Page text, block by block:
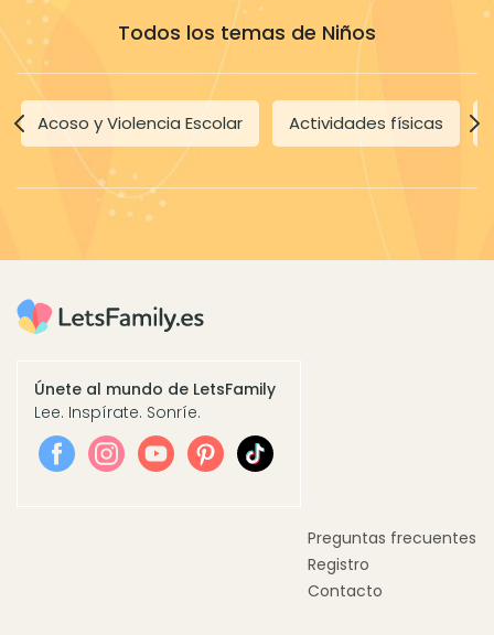
Todos los temas de Niños
Acoso y Violencia Escolar Actividades físicas
Únete al mundo de LetsFamily
Lee. Inspírate. Sonríe.
Preguntas frecuentes
Registro
Contacto